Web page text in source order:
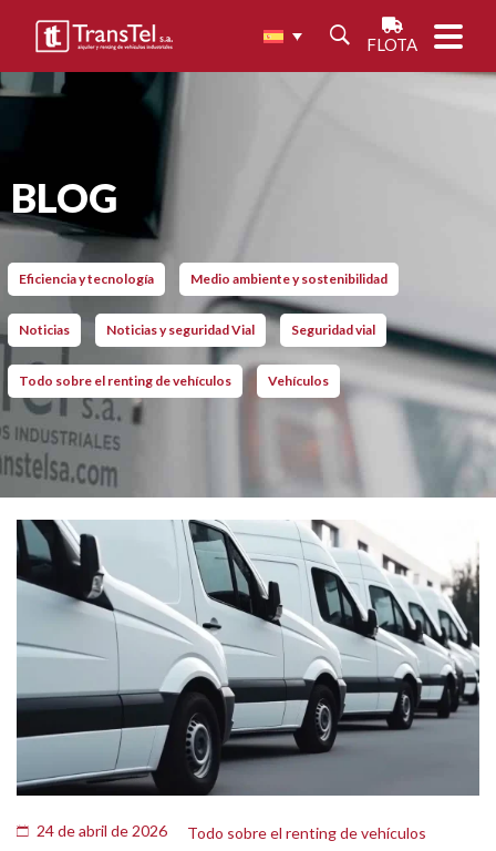
FLOTA
BLOG
Eficiencia y tecnología Medio ambiente y sostenibilidad
Noticias Noticias y seguridad Vial Seguridad vial
Todo sobre el renting de vehículos Vehículos
24 de abril de 2026 Todo sobre el renting de vehículos